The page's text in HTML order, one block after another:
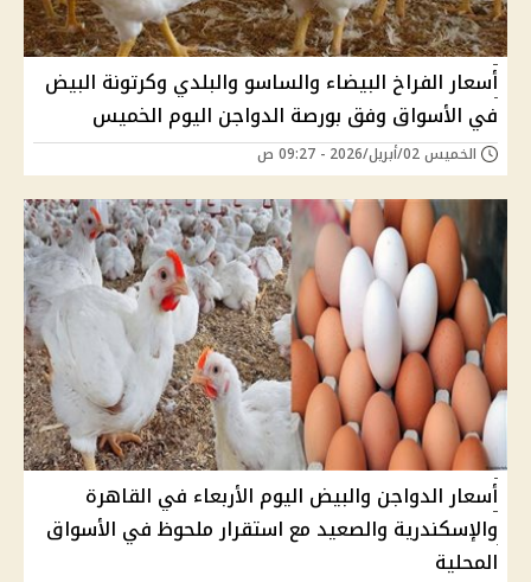
أسعار الفراخ البيضاء والساسو والبلدي وكرتونة البيض
في الأسواق وفق بورصة الدواجن اليوم الخميس
الخميس 02/أبريل/2026 - 09:27 ص
أسعار الدواجن والبيض اليوم الأربعاء في القاهرة
والإسكندرية والصعيد مع استقرار ملحوظ في الأسواق
المحلية